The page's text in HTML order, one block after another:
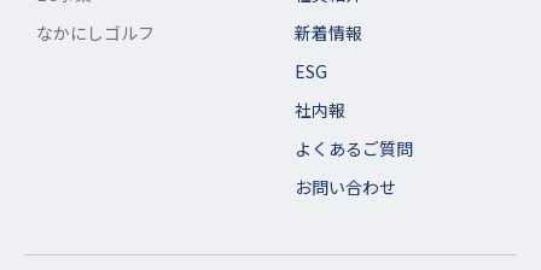
なかにしゴルフ
新着情報
ESG
社内報
よくあるご質問
お問い合わせ